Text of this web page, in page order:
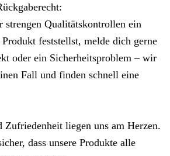
strengen Qualitätskontrollen ein
feststellst, melde dich gerne
oder ein Sicherheitsproblem – wir
Fall und finden schnell eine
Zufriedenheit liegen uns am Herzen.
dass unsere Produkte alle